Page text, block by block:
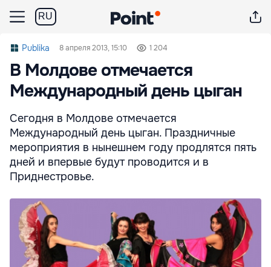
RU
Publika 8 апреля 2013, 15:10 1 204
В Молдове отмечается
Международный день цыган
Сегодня в Молдове отмечается
Международный день цыган. Праздничные
мероприятия в нынешнем году продлятся пять
дней и впервые будут проводится и в
Приднестровье.